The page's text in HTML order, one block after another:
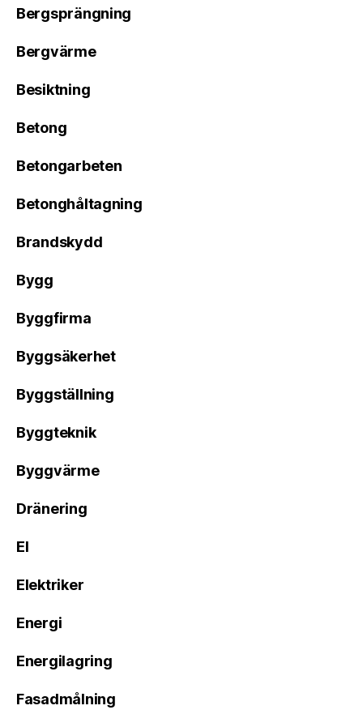
Bergsprängning
Bergvärme
Besiktning
Betong
Betongarbeten
Betonghåltagning
Brandskydd
Bygg
Byggfirma
Byggsäkerhet
Byggställning
Byggteknik
Byggvärme
Dränering
El
Elektriker
Energi
Energilagring
Fasadmålning